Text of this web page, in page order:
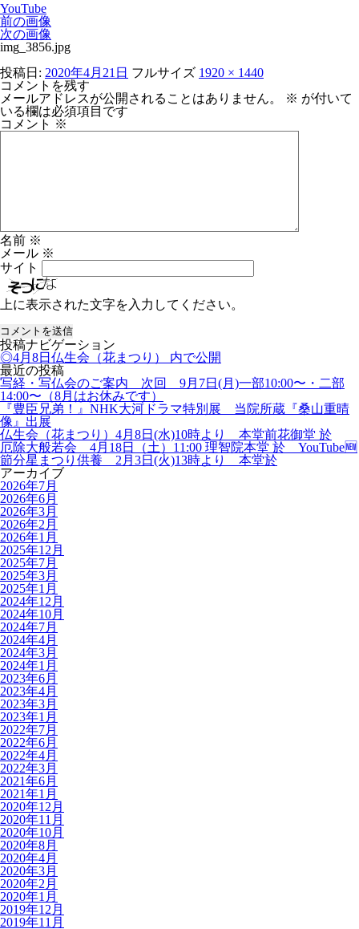
YouTube
前の画像
次の画像
img_3856.jpg
投稿日: 2020年4月21日 フルサイズ 1920 × 1440
コメントを残す
メールアドレスが公開されることはありません。
※ が付いて
いる欄は必須項目です
コメント ※
名前 ※
メール ※
サイト
上に表示された文字を入力してください。
投稿ナビゲーション
◎4月8日仏生会（花まつり）
内で公開
最近の投稿
写経・写仏会のご案内 次回 9月7日(月)一部10:00〜・二部
14:00〜（8月はお休みです）
『豊臣兄弟！』NHK大河ドラマ特別展 当院所蔵『桑山重晴
像』出展
仏生会（花まつり）4月8日(水)10時より 本堂前花御堂 於
厄除大般若会 4月18日（土）11:00 理智院本堂 於 YouTube🆕
節分星まつり供養 2月3日(火)13時より 本堂於
アーカイブ
2026年7月
2026年6月
2026年3月
2026年2月
2026年1月
2025年12月
2025年7月
2025年3月
2025年1月
2024年12月
2024年10月
2024年7月
2024年4月
2024年3月
2024年1月
2023年6月
2023年4月
2023年3月
2023年1月
2022年7月
2022年6月
2022年4月
2022年3月
2021年6月
2021年1月
2020年12月
2020年11月
2020年10月
2020年8月
2020年4月
2020年3月
2020年2月
2020年1月
2019年12月
2019年11月